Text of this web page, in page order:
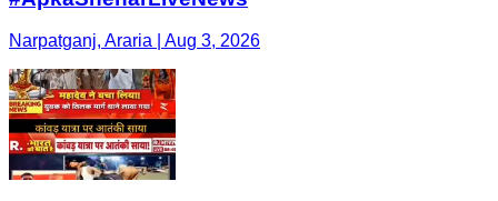
Narpatganj, Araria | Aug 3, 2026